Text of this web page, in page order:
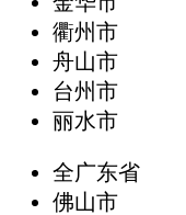
衢州市
舟山市
台州市
丽水市
全广东省
‌佛山市